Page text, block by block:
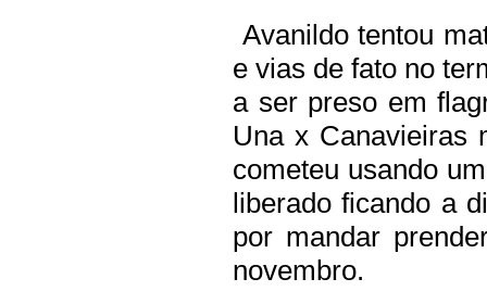
Avanildo tentou
e vias de fato no
a ser preso em
Una x Canavieiras
cometeu usando
liberado ficando a
por mandar
novembro.